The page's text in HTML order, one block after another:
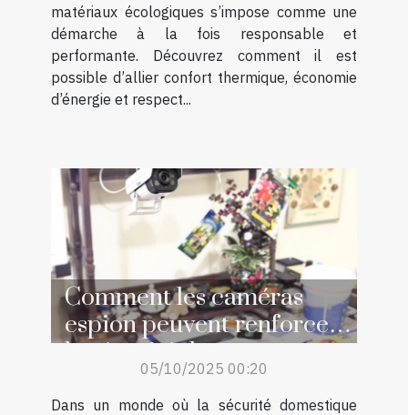
matériaux écologiques s’impose comme une
démarche à la fois responsable et
performante. Découvrez comment il est
possible d’allier confort thermique, économie
d’énergie et respect...
Comment les caméras
espion peuvent renforcer
la sécurité de votre
domicile ?05/10/2025 00:20
Dans un monde où la sécurité domestique